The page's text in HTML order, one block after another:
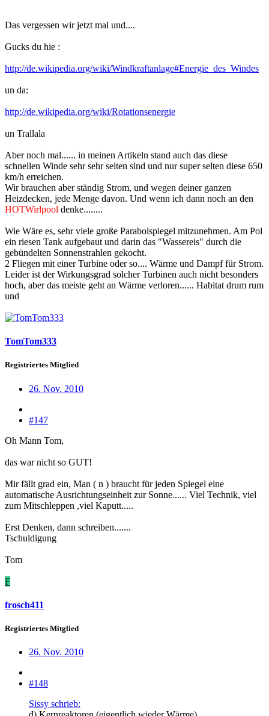
Das vergessen wir jetzt mal und....
Gucks du hie :
http://de.wikipedia.org/wiki/Windkraftanlage#Energie_des_Windes
un da:
http://de.wikipedia.org/wiki/Rotationsenergie
un Trallala
Aber noch mal...... in meinen Artikeln stand auch das diese
schnellen Winde sehr sehr selten sind und nur super selten diese 650
km/h erreichen.
Wir brauchen aber ständig Strom, und wegen deiner ganzen
Heizdecken, jede Menge davon. Und wenn ich dann noch an den
HOTWirlpool denke........
Wie Wäre es, sehr viele große Parabolspiegel mitzunehmen. Am Pol
ein riesen Tank aufgebaut und darin das "Wassereis" durch die
gebündelten Sonnenstrahlen gekocht.
2 Fliegen mit einer Turbine oder so.... Wärme und Dampf für Strom.
Leider ist der Wirkungsgrad solcher Turbinen auch nicht besonders
hoch, aber das meiste geht an Wärme verloren...... Habitat drum rum
und
TomTom333
Registriertes Mitglied
26. Nov. 2010
#147
Oh Mann Tom,
das war nicht so GUT!
Mir fällt grad ein, Man ( n ) braucht für jeden Spiegel eine
automatische Ausrichtungseinheit zur Sonne...... Viel Technik, viel
zum Mitschleppen ,viel Kaputt.....
Erst Denken, dann schreiben.......
Tschuldigung
Tom
F
frosch411
Registriertes Mitglied
26. Nov. 2010
#148
Sissy schrieb: